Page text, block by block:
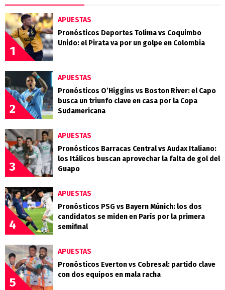
1
APUESTAS
Pronósticos Deportes Tolima vs Coquimbo
Unido: el Pirata va por un golpe en Colombia
2
APUESTAS
Pronósticos O’Higgins vs Boston River: el Capo
busca un triunfo clave en casa por la Copa
Sudamericana
3
APUESTAS
Pronósticos Barracas Central vs Audax Italiano:
los Itálicos buscan aprovechar la falta de gol del
Guapo
4
APUESTAS
Pronósticos PSG vs Bayern Múnich: los dos
candidatos se miden en París por la primera
semifinal
5
APUESTAS
Pronósticos Everton vs Cobresal: partido clave
con dos equipos en mala racha